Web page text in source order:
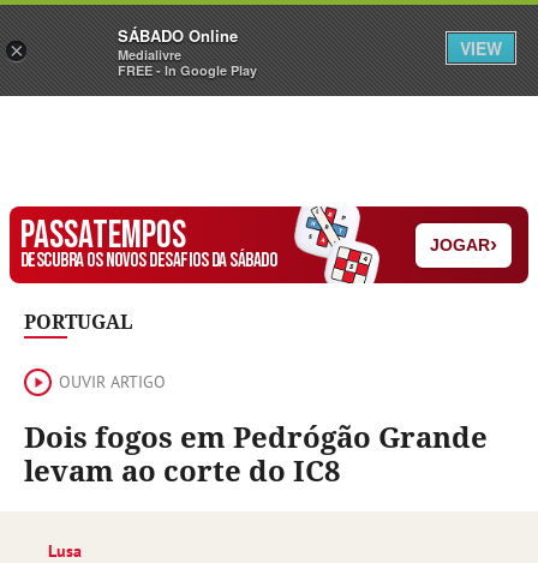
Sábado Assine Iniciar Sessão
PASSATEMPOS
DESCUBRA OS NOVOS DESAFIOS DA SÁBADO
JOGAR›
PORTUGAL
OUVIR ARTIGO
Dois fogos em Pedrógão Grande
levam ao corte do IC8
Lusa
×
SÁBADO Online
Medialivre
FREE - In Google Play
VIEW